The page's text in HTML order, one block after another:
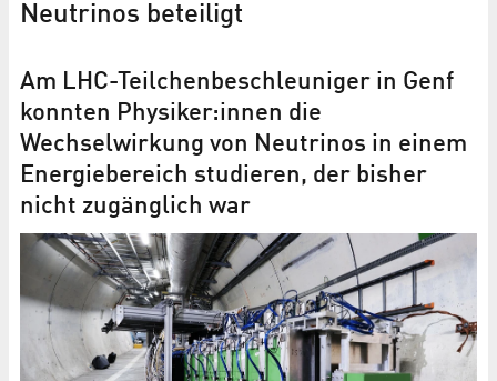
Neutrinos beteiligt
Am LHC-Teilchenbeschleuniger in Genf
konnten Physiker:innen die
Wechselwirkung von Neutrinos in einem
Energiebereich studieren, der bisher
nicht zugänglich war